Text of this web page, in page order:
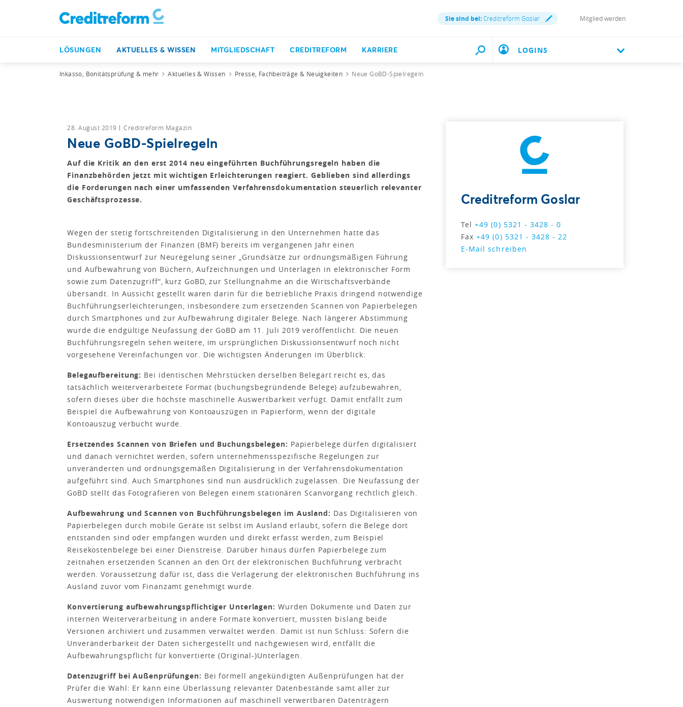
Sie sind bei:Creditreform Goslar Mitglied werden
LÖSUNGEN AKTUELLES & WISSEN MITGLIEDSCHAFT CREDITREFORM KARRIERE LOGINS
Inkasso, Bonitätsprüfung & mehr Aktuelles & Wissen Presse, Fachbeiträge & Neuigkeiten Neue GoBD-Spielregeln
28. August 2019 Creditreform Magazin
Neue GoBD-Spielregeln
Auf die Kritik an den erst 2014 neu eingeführten Buchführungsregeln haben die
Finanzbehörden jetzt mit wichtigen Erleichterungen reagiert. Geblieben sind allerdings
die Forderungen nach einer umfassenden Verfahrensdokumentation steuerlich relevanter
Geschäftsprozesse.
Wegen der stetig fortschreitenden Digitalisierung in den Unternehmen hatte das
Bundesministerium der Finanzen (BMF) bereits im vergangenen Jahr einen
Diskussionsentwurf zur Neuregelung seiner „Grundsätze zur ordnungsmäßigen Führung
und Aufbewahrung von Büchern, Aufzeichnungen und Unterlagen in elektronischer Form
sowie zum Datenzugriff“, kurz GoBD, zur Stellungnahme an die Wirtschaftsverbände
übersandt. In Aussicht gestellt waren darin für die betriebliche Praxis dringend notwendige
Buchführungserleichterungen, insbesondere zum ersetzenden Scannen von Papierbelegen
durch Smartphones und zur Aufbewahrung digitaler Belege. Nach längerer Abstimmung
wurde die endgültige Neufassung der GoBD am 11. Juli 2019 veröffentlicht. Die neuen
Buchführungsregeln sehen weitere, im ursprünglichen Diskussionsentwurf noch nicht
vorgesehene Vereinfachungen vor. Die wichtigsten Änderungen im Überblick:
Belegaufbereitung: Bei identischen Mehrstücken derselben Belegart reicht es, das
tatsächlich weiterverarbeitete Format (buchungsbegründende Belege) aufzubewahren,
sofern dieses über die höchste maschinelle Auswertbarkeit verfügt. Damit entfällt zum
Beispiel die Aufbewahrung von Kontoauszügen in Papierform, wenn der digitale
Kontoauszug verbucht wurde.
Ersetzendes Scannen von Briefen und Buchungsbelegen: Papierbelege dürfen digitalisiert
und danach vernichtet werden, sofern unternehmensspezifische Regelungen zur
unveränderten und ordnungsgemäßen Digitalisierung in der Verfahrensdokumentation
aufgeführt sind. Auch Smartphones sind nun ausdrücklich zugelassen. Die Neufassung der
GoBD stellt das Fotografieren von Belegen einem stationären Scanvorgang rechtlich gleich.
Aufbewahrung und Scannen von Buchführungsbelegen im Ausland: Das Digitalisieren von
Papierbelegen durch mobile Geräte ist selbst im Ausland erlaubt, sofern die Belege dort
entstanden sind oder empfangen wurden und direkt erfasst werden, zum Beispiel
Reisekostenbelege bei einer Dienstreise. Darüber hinaus dürfen Papierbelege zum
zeitnahen ersetzenden Scannen an den Ort der elektronischen Buchführung verbracht
werden. Voraussetzung dafür ist, dass die Verlagerung der elektronischen Buchführung ins
Ausland zuvor vom Finanzamt genehmigt wurde.
Konvertierung aufbewahrungspflichtiger Unterlagen: Wurden Dokumente und Daten zur
internen Weiterverarbeitung in andere Formate konvertiert, mussten bislang beide
Versionen archiviert und zusammen verwaltet werden. Damit ist nun Schluss: Sofern die
Unveränderbarkeit der Daten sichergestellt und nachgewiesen wird, entfällt die
Aufbewahrungspflicht für konvertierte (Original-)Unterlagen.
Datenzugriff bei Außenprüfungen: Bei formell angekündigten Außenprüfungen hat der
Prüfer die Wahl: Er kann eine Überlassung relevanter Datenbestände samt aller zur
Auswertung notwendigen Informationen auf maschinell verwertbaren Datenträgern
Creditreform Goslar
Tel+49 (0) 5321 - 3428 - 0
Fax+49 (0) 5321 - 3428 - 22
E-Mail schreiben